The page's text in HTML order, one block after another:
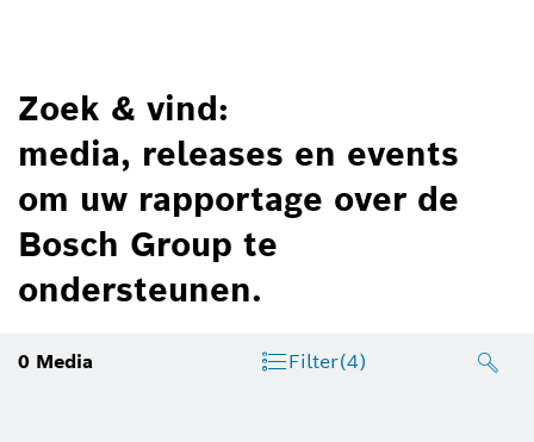
Zoek & vind:
media, releases en events
om uw rapportage over de
Bosch Group te
ondersteunen.
0 Media Filter(4)